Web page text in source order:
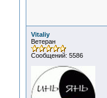
Vitaliy
Ветеран
Сообщений: 5586